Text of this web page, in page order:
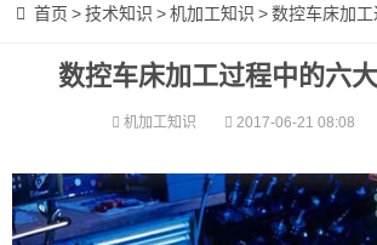
首页 >技术知识 >机加工知识 >数控车床加工
数控车床加工过程中的六
机加工知识 2017-06-21 08:08